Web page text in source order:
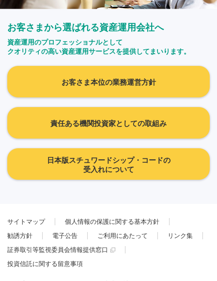
お客さまから選ばれる資産運用会社へ
資産運用のプロフェッショナルとして
クオリティの高い資産運用サービスを提供してまいります。
お客さま本位の業務運営方針
責任ある機関投資家としての取組み
日本版スチュワードシップ・コードの
受入れについて
サイトマップ
個人情報の保護に関する基本方針
勧誘方針
電子公告 ご利用にあたって
リンク集
証券取引等監視委員会情報提供窓口
投資信託に関する留意事項